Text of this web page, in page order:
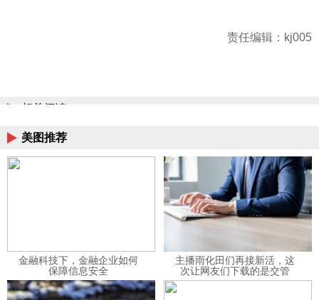
责任编辑：kj005
相关阅读
美图推荐
金融科技下，金融企业如何
保障信息安全
主播雨化田们再接新活，这
次让网友们下载的是交管
12123APP